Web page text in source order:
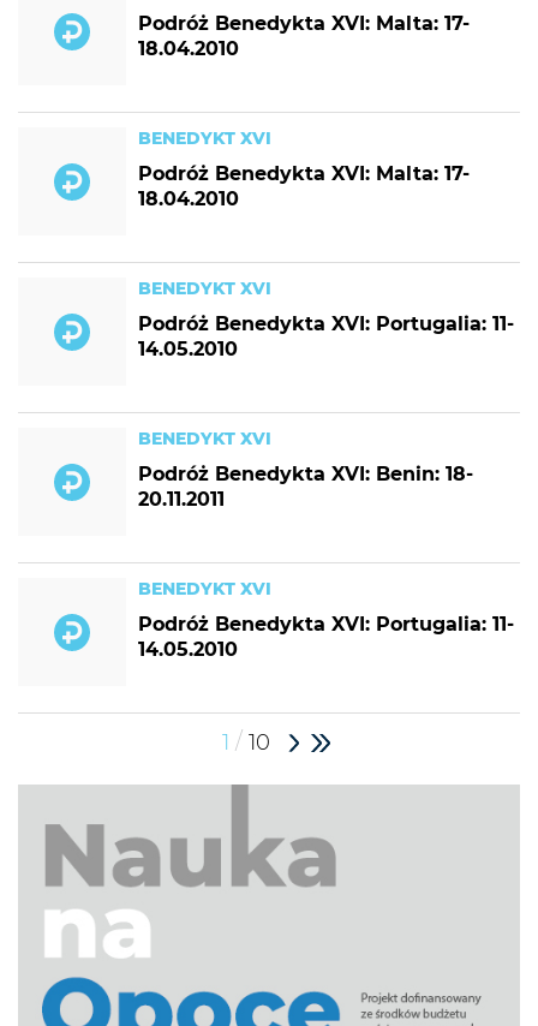
Podróż Benedykta XVI: Malta: 17-
18.04.2010
BENEDYKT XVI
Podróż Benedykta XVI: Malta: 17-
18.04.2010
BENEDYKT XVI
Podróż Benedykta XVI: Portugalia: 11-
14.05.2010
BENEDYKT XVI
Podróż Benedykta XVI: Benin: 18-
20.11.2011
BENEDYKT XVI
Podróż Benedykta XVI: Portugalia: 11-
14.05.2010
1 / 10